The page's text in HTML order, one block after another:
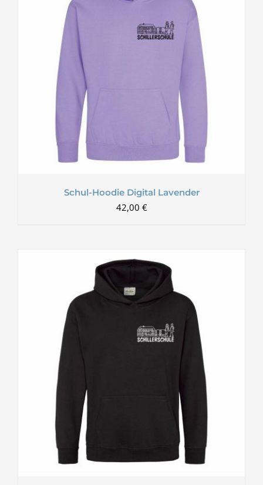
Schul-Hoodie Digital Lavender
42,00 €